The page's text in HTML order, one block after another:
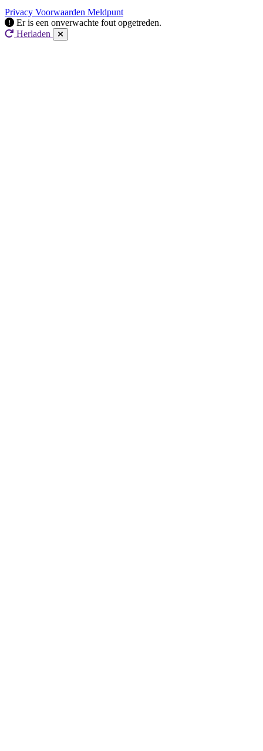
Privacy Voorwaarden Meldpunt
Er is een onverwachte fout opgetreden.
Herladen